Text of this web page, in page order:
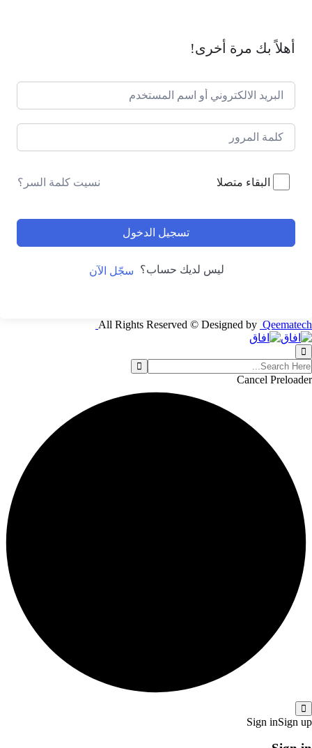
أهلاً بك مرة أخرى!
البقاء متصلا نسيت كلمة السر؟
تسجيل الدخول
ليس لديك حساب؟ سجّل الآن
All Rights Reserved © Designed by Qeematech
Cancel Preloader
Sign inSign up